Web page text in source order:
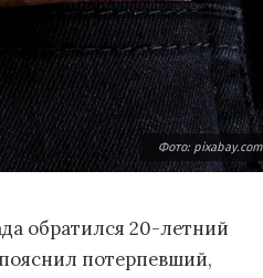
Фото: pixabay.com
обратился 20-летний
потерпевший,